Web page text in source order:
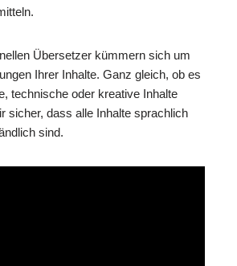
Übersetzer kümmern sich um
Ihrer Inhalte. Ganz gleich, ob es
technische oder kreative Inhalte
sicher, dass alle Inhalte sprachlich
sind.